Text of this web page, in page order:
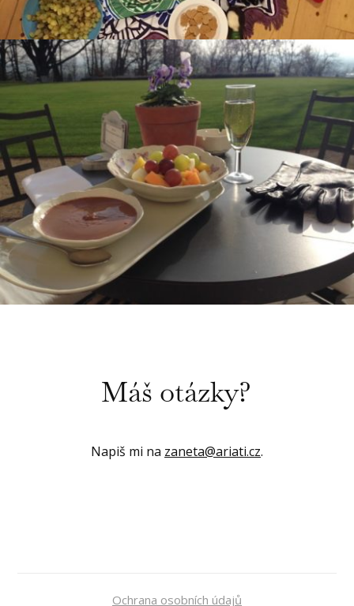
Máš otázky?
Napiš mi na zaneta@ariati.cz.
Ochrana osobních údajů